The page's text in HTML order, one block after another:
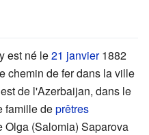
est né le21 janvier1882
chemin de fer dans la ville
de l'Azerbaijan, dans le
famille deprêtres
Olga (Salomia) Saparova